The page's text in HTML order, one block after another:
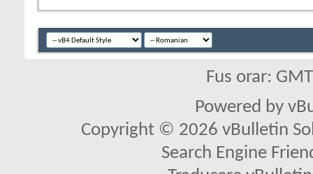
Fus orar:
Powered by
Copyright © 2026 vBulletin
Search Engine